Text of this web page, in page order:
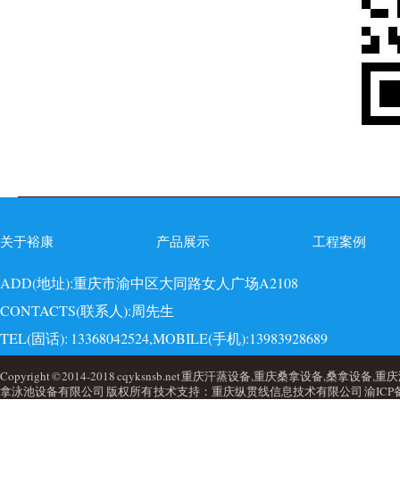
关于裕康 产品展示 工程案例
ADD(地址):重庆市渝中区大同路女人广场A2108
CONTACTS(联系人):周先生
TEL(固话): 13368042524,MOBILE(手机):13983928689
Copyright © 2014-2018 cqyksnsb.net 重庆汗蒸设备,重庆桑拿设备,桑拿设备,重
拿泳池设备有限公司 版权所有 技术支持：重庆纵贯线信息技术有限公司 渝ICP